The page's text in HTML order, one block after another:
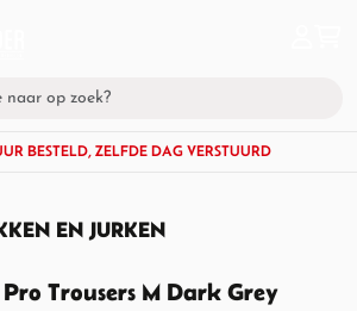
BESTELD, ZELFDE DAG VERSTUURD
EN JURKEN
Trousers M Dark Grey